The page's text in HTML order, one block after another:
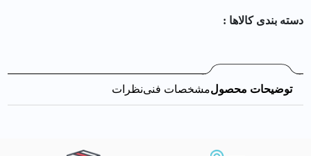
دسته بندی کالا‌ها :
توضیحات محصولمشخصات فنینظرات